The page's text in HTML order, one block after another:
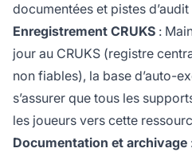
documentées et pistes d’audit
Enregistrement CRUKS :
jour au CRUKS (registre
non fiables), la base d’auto-
s’assurer que tous les
les joueurs vers cette
Documentation et archivage